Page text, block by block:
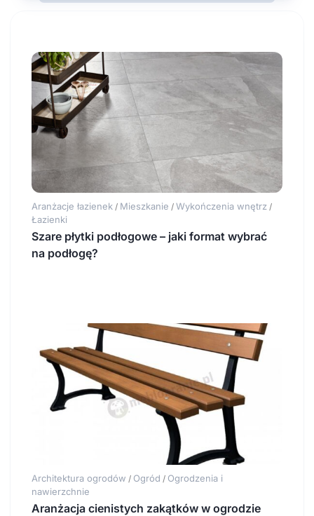
Aranżacje łazienek / Mieszkanie / Wykończenia wnętrz /
Łazienki
Szare płytki podłogowe – jaki format wybrać
na podłogę?
Architektura ogrodów / Ogród / Ogrodzenia i
nawierzchnie
Aranżacja cienistych zakątków w ogrodzie